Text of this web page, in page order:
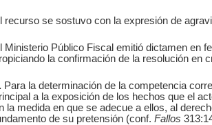
recurso se sostuvo con la expresión de
Ministerio Público Fiscal emitió dictamen en
la confirmación de la resolución en
Para la determinación de la competencia
a la exposición de los hechos que el
la medida en que se adecue a ellos, al
de su pretensión (conf. Fallos